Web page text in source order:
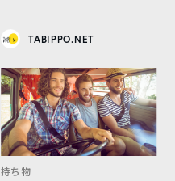
TABIPPO.NET
持ち物